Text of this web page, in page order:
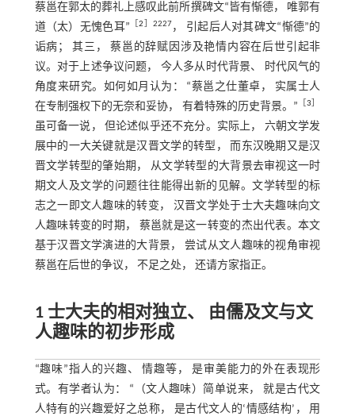
蔡邕在郭太的葬礼上感叹此前所撰碑文“皆有惭德， 唯郭有
道（太）无愧色耳” ［2 ］2227， 引起后人对其碑文“惭德”的
诟病； 其三， 蔡邕的辞赋因涉及艳情内容在后世引起非
议。对于上述争议问题， 今人多从时代背景、 时代风气的
角度来研究。如何如月认为： “蔡邕之仕董卓， 实属士人
在专制强权下的无奈和妥协， 有着特殊的历史背景。”
［3
虽可备一说， 但论述似乎还不充分。实际上， 六朝文学发
展中的一大关键就是汉晋文学的转型， 而东汉晚期又是汉
晋文学转型的肇始期， 从文学转型的大背景去审视这一时
期文人及文学的问题往往能得出新的见解。文学转型的标
志之一即文人趣味的转变， 汉晋文学处于士大夫趣味向文
人趣味转变的时期， 蔡邕就是这一转变的杰出代表。本文
基于汉晋文学演进的大背景， 尝试从文人趣味的视角审视
蔡邕在后世的争议， 不足之处， 还请方家指正。
1 士大夫的相对独立、 由儒及文与文
人趣味的初步形成
“趣味”指人的兴趣、 情趣等， 是审美能力的外在表现形
式。有学者认为： “（文人趣味）简单说来， 就是古代文
人特有的兴趣爱好之总称， 是古代文人的‘情感结构’， 用